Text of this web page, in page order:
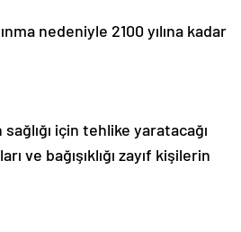
nedeniyle 2100 yılına kadar
için tehlike yaratacağı
ve bağışıklığı zayıf kişilerin